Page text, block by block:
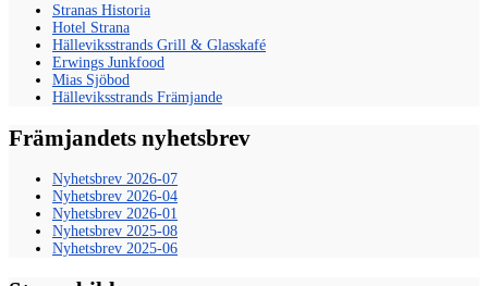
Stranas Historia
Hotel Strana
Hälleviksstrands Grill & Glasskafé
Erwings Junkfood
Mias Sjöbod
Hälleviksstrands Främjande
Främjandets nyhetsbrev
Nyhetsbrev 2026-07
Nyhetsbrev 2026-04
Nyhetsbrev 2026-01
Nyhetsbrev 2025-08
Nyhetsbrev 2025-06